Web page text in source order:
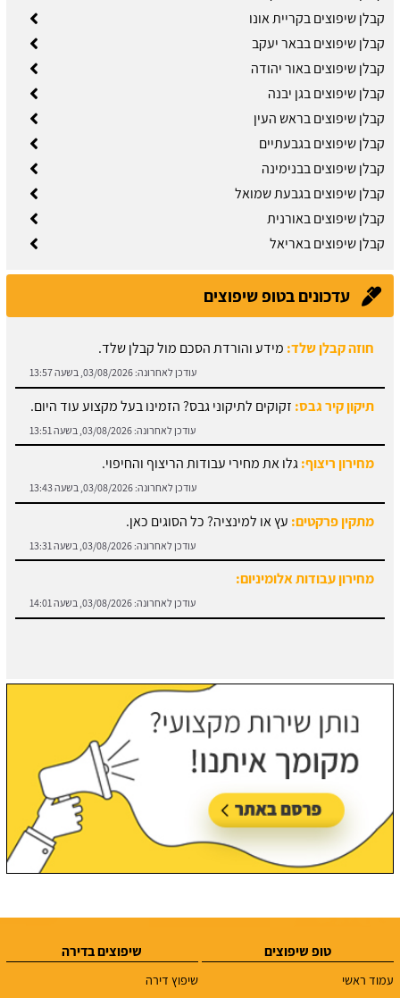
קבלן שיפוצים בקריית אונו
קבלן שיפוצים בבאר יעקב
קבלן שיפוצים באור יהודה
קבלן שיפוצים בגן יבנה
קבלן שיפוצים בראש העין
קבלן שיפוצים בגבעתיים
קבלן שיפוצים בבנימינה
קבלן שיפוצים בגבעת שמואל
קבלן שיפוצים באורנית
קבלן שיפוצים באריאל
עדכונים בטופ שיפוצים
עודכן לאחרונה: 03/08/2026, בשעה 13:57
תיקון קיר גבס:זקוקים לתיקוני גבס? הזמינו בעל מקצוע עוד היום.
עודכן לאחרונה:03/08/2026, בשעה 13:51
מחירון ריצוף:גלו את מחירי עבודות הריצוף והחיפוי.
עודכן לאחרונה:03/08/2026, בשעה 13:43
מתקין פרקטים:עץ או למינציה? כל הסוגים כאן.
עודכן לאחרונה:03/08/2026, בשעה 13:31
מחירון עבודות אלומיניום:
טופ שיפוצים
עמוד ראשי
שיפוצים בדירה
שיפוץ דירה